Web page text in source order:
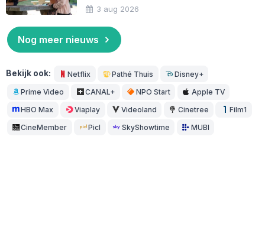
3 aug 2026
Nog meer nieuws
Bekijk ook: Netflix Pathé Thuis Disney+
Prime Video CANAL+ NPO Start Apple TV
HBO Max Viaplay Videoland Cinetree Film1
CineMember Picl SkyShowtime MUBI